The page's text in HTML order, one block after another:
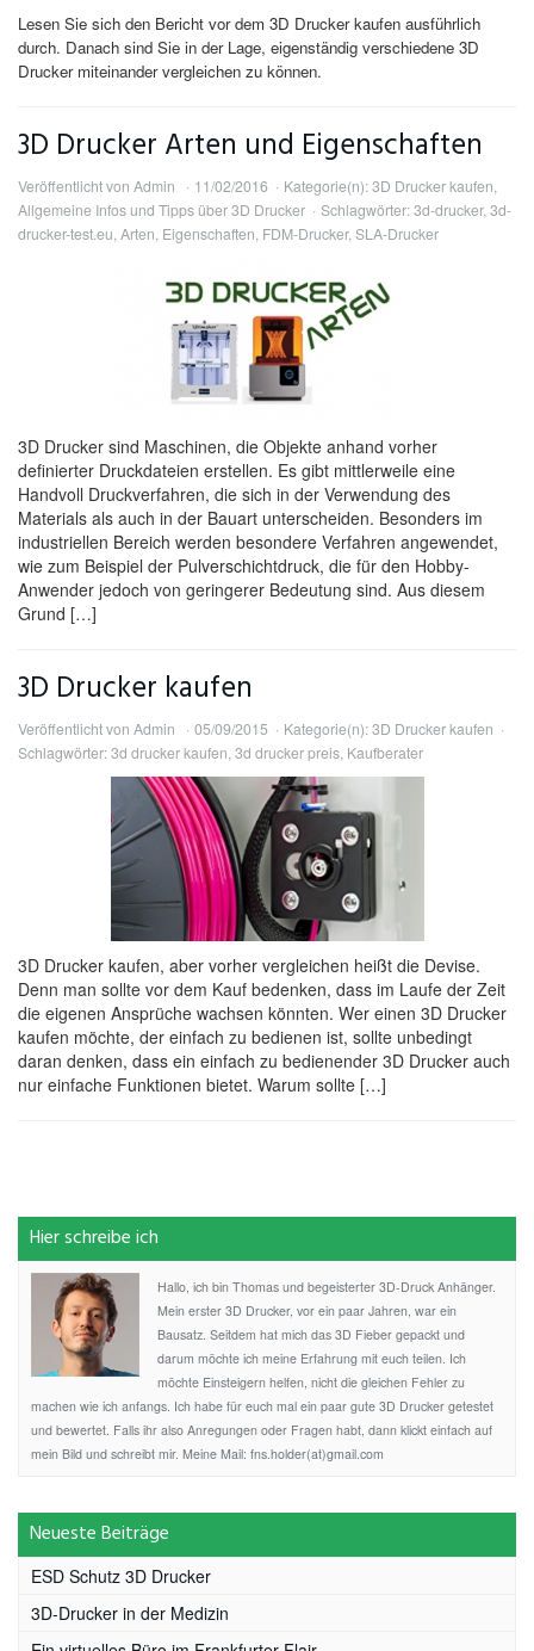
Lesen Sie sich den Bericht vor dem 3D Drucker kaufen ausführlich
durch. Danach sind Sie in der Lage, eigenständig verschiedene 3D
Drucker miteinander vergleichen zu können.
3D Drucker Arten und Eigenschaften
Veröffentlicht von Admin 11/02/2016 Kategorie(n):3D Drucker kaufen,
Allgemeine Infos und Tipps über 3D Drucker
Schlagwörter:3d-drucker, 3d-
drucker-test.eu, Arten, Eigenschaften, FDM-Drucker, SLA-Drucker
3D Drucker sind Maschinen, die Objekte anhand vorher
definierter Druckdateien erstellen. Es gibt mittlerweile eine
Handvoll Druckverfahren, die sich in der Verwendung des
Materials als auch in der Bauart unterscheiden. Besonders im
industriellen Bereich werden besondere Verfahren angewendet,
wie zum Beispiel der Pulverschichtdruck, die für den Hobby-
Anwender jedoch von geringerer Bedeutung sind. Aus diesem
Grund […]
3D Drucker kaufen
Veröffentlicht von Admin 05/09/2015 Kategorie(n):3D Drucker kaufen
Schlagwörter:3d drucker kaufen, 3d drucker preis, Kaufberater
3D Drucker kaufen, aber vorher vergleichen heißt die Devise.
Denn man sollte vor dem Kauf bedenken, dass im Laufe der Zeit
die eigenen Ansprüche wachsen könnten. Wer einen 3D Drucker
kaufen möchte, der einfach zu bedienen ist, sollte unbedingt
daran denken, dass ein einfach zu bedienender 3D Drucker auch
nur einfache Funktionen bietet. Warum sollte […]
Hier schreibe ich
Hallo, ich bin Thomas und begeisterter 3D-Druck Anhänger.
Mein erster 3D Drucker, vor ein paar Jahren, war ein
Bausatz. Seitdem hat mich das 3D Fieber gepackt und
darum möchte ich meine Erfahrung mit euch teilen. Ich
möchte Einsteigern helfen, nicht die gleichen Fehler zu
machen wie ich anfangs. Ich habe für euch mal ein paar gute 3D Drucker getestet
und bewertet. Falls ihr also Anregungen oder Fragen habt, dann klickt einfach auf
mein Bild und schreibt mir. Meine Mail: fns.holder(at)gmail.com
Neueste Beiträge
ESD Schutz 3D Drucker
3D-Drucker in der Medizin